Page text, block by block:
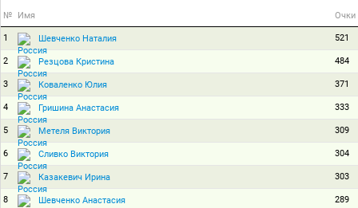
№ Имя Очки
1 Шевченко Наталия 521
2 Резцова Кристина 484
3 Коваленко Юлия 371
4 Гришина Анастасия 333
5 Метеля Виктория 309
6 Сливко Виктория 304
7 Казакевич Ирина 303
8 Шевченко Анастасия 289